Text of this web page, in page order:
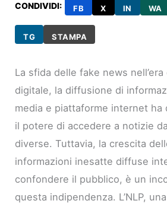
CONDIVIDI: FB X IN WA
TG STAMPA
La sfida delle fake news nell’era
digitale, la diffusione di
media e piattaforme internet ha
il potere di accedere a notizie
diverse. Tuttavia, la crescita
informazioni inesatte diffuse
confondere il pubblico, è un
questa indipendenza. L’NLP,